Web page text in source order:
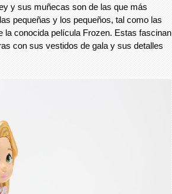
y sus muñecas son de las que más
pequeñas y los pequeños, tal como las
la conocida película Frozen. Estas fascinan
con sus vestidos de gala y sus detalles